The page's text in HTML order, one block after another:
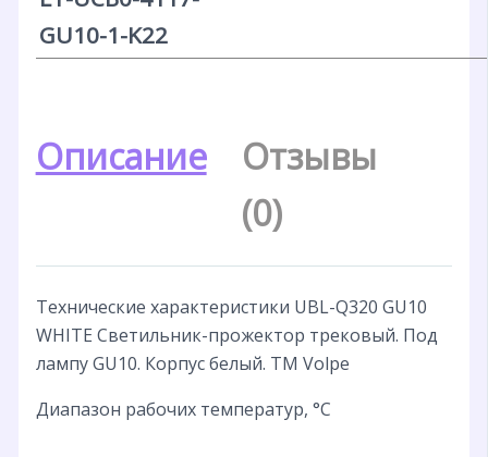
GU10-1-K22
Описание
Отзывы
(0)
Технические характеристики UBL-Q320 GU10
WHITE Светильник-прожектор трековый. Под
лампу GU10. Корпус белый. ТМ Volpe
Диапазон рабочих температур, °С